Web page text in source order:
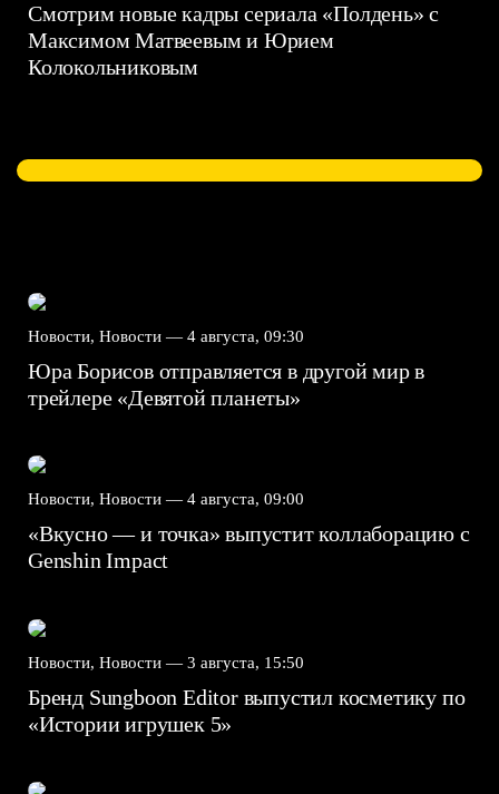
Смотрим новые кадры сериала «Полдень» с
Максимом Матвеевым и Юрием
Колокольниковым
Новости, Новости — 4 августа, 09:30
Юра Борисов отправляется в другой мир в
трейлере «Девятой планеты»
Новости, Новости — 4 августа, 09:00
«Вкусно — и точка» выпустит коллаборацию с
Genshin Impact⁠⁠
Новости, Новости — 3 августа, 15:50
Бренд Sungboon Editor выпустил косметику по
«Истории игрушек 5»